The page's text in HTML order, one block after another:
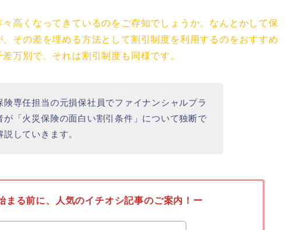
高くなってきているのをご存知でしょうか。なんとかして保
その差を埋める方法として割引制度を利用するのをおすすめ
万別で、それは割引制度も同様です。
険専任担当の元損保社員でファイナンシャルプラ
が「火災保険の面白い割引条件」について独断で
していきます。
まる前に、人気のイチオシ記事のご案内！ー